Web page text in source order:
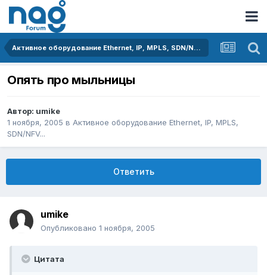
Активное оборудование Ethernet, IP, MPLS, SDN/NFV...
Опять про мыльницы
Автор: umike
1 ноября, 2005 в Активное оборудование Ethernet, IP, MPLS,
SDN/NFV...
Ответить
umike
Опубликовано 1 ноября, 2005
Цитата